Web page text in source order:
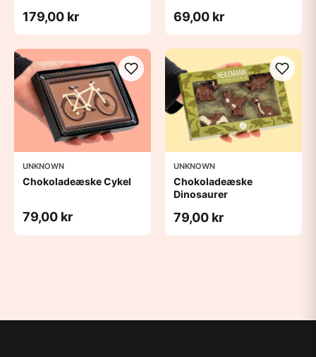
179,00 kr 69,00 kr
UNKNOWN
Chokoladeæske Cykel
79,00 kr
UNKNOWN
Chokoladeæske
Dinosaurer
79,00 kr